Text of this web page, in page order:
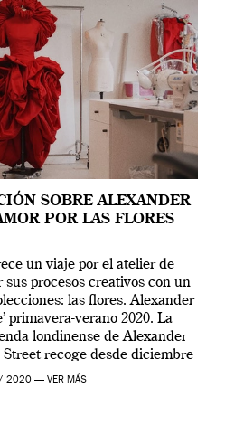
SOBRE ALEXANDER
POR LAS FLORES
un viaje por el atelier de
procesos creativos con un
las flores. Alexander
primavera-verano 2020. La
londinense de Alexander
recoge desde diciembre
final de abril […]
2020 — VER MÁS